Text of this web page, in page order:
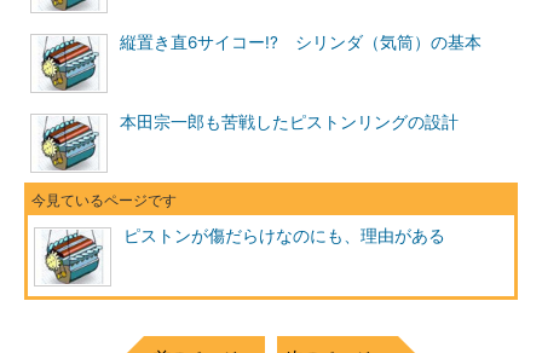
縦置き直6サイコー!? シリンダ（気筒）の基本
本田宗一郎も苦戦したピストンリングの設計
ピストンが傷だらけなのにも、理由がある